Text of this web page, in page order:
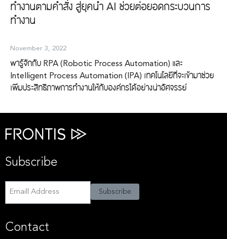
for:
ทำงานตามคำสั่ง สู่ยุคนำ AI ช่วยต่อยอดกระบวนการ
ทำงาน
November 3, 2022
พารู้จักกับ RPA (Robotic Process Automation) และ
Intelligent Process Automation (IPA) เทคโนโลยีที่จะเข้ามาช่วย
เพิ่มประสิทธิภาพการทำงานให้กับองค์กรได้อย่างน่าอัศจรรย์
Subscribe
Subscribe
Subscribe
Contact